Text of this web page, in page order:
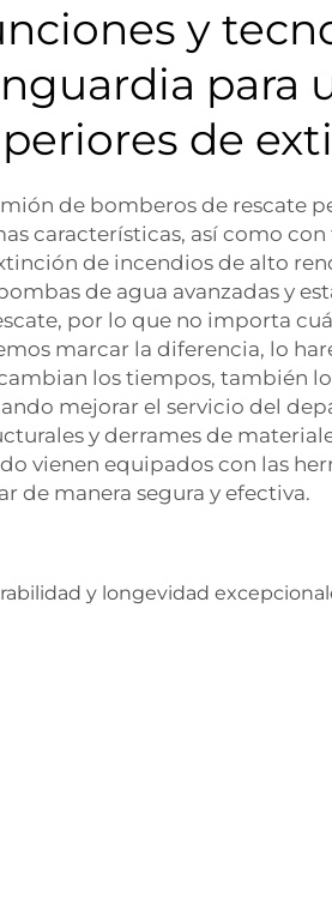
y
para
de
de bomberos de rescate
características, así como
de incendios de alto
de agua avanzadas y
por lo que no importa
marcar la diferencia, lo
los tiempos, también
mejorar el servicio del
y derrames de
vienen equipados con las
de manera segura y efectiva.